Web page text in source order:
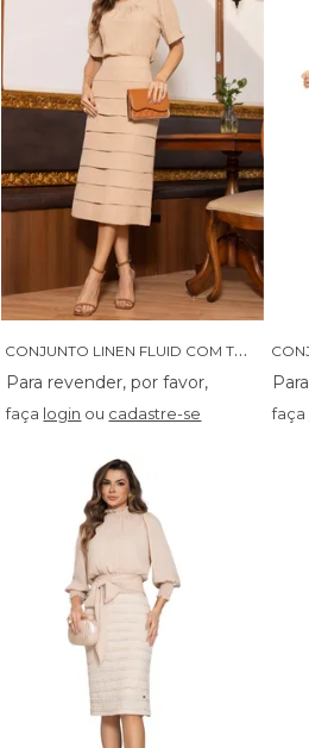
C
ONJUNTO LINEN FLUID COM TOMAS NA SAIA - 04653
faça login ou cadastre-se faça